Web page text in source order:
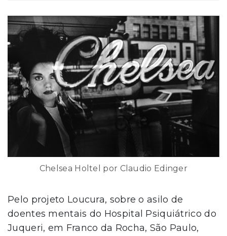
Chelsea Holtel por Claudio Edinger
Pelo projeto Loucura, sobre o asilo de
doentes mentais do Hospital Psiquiátrico do
Juqueri, em Franco da Rocha, São Paulo,